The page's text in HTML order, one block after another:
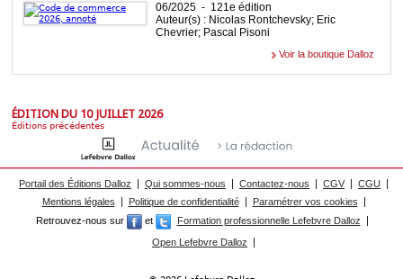
06/2025 - 121e édition
Auteur(s) : Nicolas Rontchevsky; Eric
Chevrier; Pascal Pisoni
Voir la boutique Dalloz
ÉDITION DU 10 JUILLET 2026
Éditions précédentes
Portail des Éditions Dalloz Qui sommes-nous Contactez-nous CGV
CGU
Mentions légales
Politique de confidentialité
Paramétrer vos cookies
Retrouvez-nous sur
et
Formation professionnelle Lefebvre Dalloz
Open Lefebvre Dalloz